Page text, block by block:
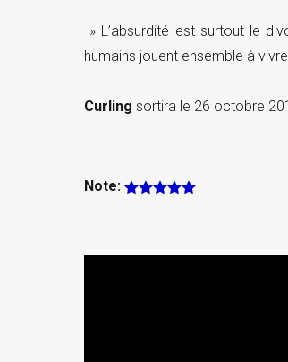
» L’absurdité est surtout le
humains jouent ensemble à
Curling sortira le 26 octobre
Note: